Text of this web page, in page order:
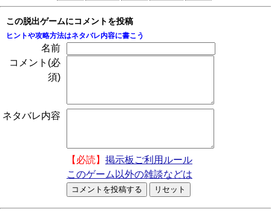
この脱出ゲームにコメントを投稿
ヒントや攻略方法はネタバレ内容に書こう
名前
コメント(必
須)
ネタバレ内容
【必読】 掲示板ご利用ルール
このゲーム以外の雑談などは